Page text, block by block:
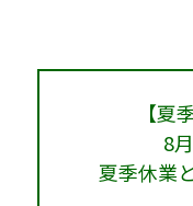
【夏
8
夏季休業